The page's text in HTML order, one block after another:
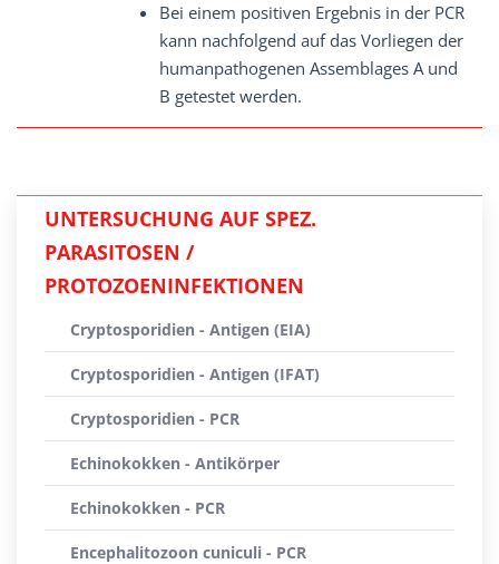
Bei einem positiven Ergebnis in der PCR
kann nachfolgend auf das Vorliegen der
humanpathogenen Assemblages A und
B getestet werden.
UNTERSUCHUNG AUF SPEZ.
PARASITOSEN /
PROTOZOENINFEKTIONEN
Cryptosporidien - Antigen (EIA)
Cryptosporidien - Antigen (IFAT)
Cryptosporidien - PCR
Echinokokken - Antikörper
Echinokokken - PCR
Encephalitozoon cuniculi - PCR